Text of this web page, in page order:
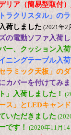
リア（簡易型取付
ラクリスタル」の
荷しました (2021年2
の電動ソファ入荷
ー、クッション入
ニングテーブル入
ラミック天板」の
カバーを付けてみ
」入荷しました！
ス」とLEDキャン
いただきました
です！ (2020年11月